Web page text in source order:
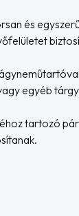
és
egyéb
tartozó